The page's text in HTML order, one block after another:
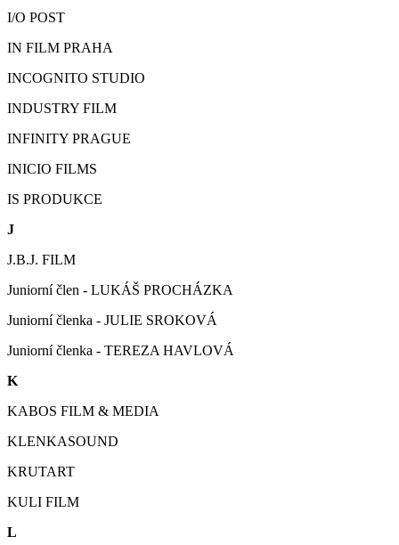
I/O POST
IN FILM PRAHA
INCOGNITO STUDIO
INDUSTRY FILM
INFINITY PRAGUE
INICIO FILMS
IS PRODUKCE
J
J.B.J. FILM
Juniorní člen - LUKÁŠ PROCHÁZKA
Juniorní členka - JULIE SROKOVÁ
Juniorní členka - TEREZA HAVLOVÁ
K
KABOS FILM & MEDIA
KLENKASOUND
KRUTART
KULI FILM
L